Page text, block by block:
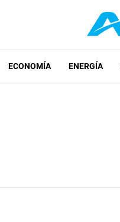
ECONOMÍA ENERGÍA